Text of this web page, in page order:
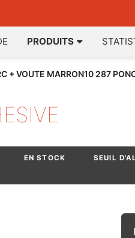
PRODUITS
+ VOUTE MARRON10 287
EN STOCK SEUIL